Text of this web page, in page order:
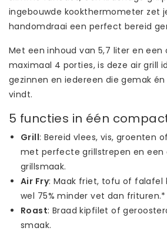
ingebouwde kookthermometer zet
handomdraai een perfect bereid
Met een inhoud van 5,7 liter en
maximaal 4 porties, is deze air grill
gezinnen en iedereen die gemak
vindt.
5 functies in één
Grill: Bereid vlees, vis, groenten
met perfecte grillstrepen en een
grillsmaak.
Air Fry: Maak friet, tofu of falafel
wel 75% minder vet dan frituren.*
Roast: Braad kipfilet of
smaak.